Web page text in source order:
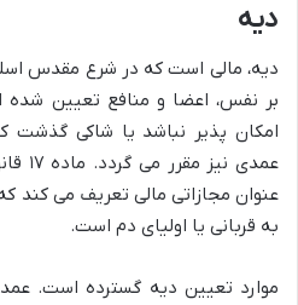
دیه
دیه، مالی است که در شرع مقدس
بر نفس، اعضا و منافع تعیین
امکان پذیر نباشد یا شاکی گذشت
عنوان مجازاتی مالی تعریف می کند
به قربانی یا اولیای دم است.
موارد تعیین دیه گسترده است.